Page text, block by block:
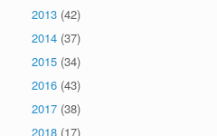
2013 (42)
2014 (37)
2015 (34)
2016 (43)
2017 (38)
2018 (17)